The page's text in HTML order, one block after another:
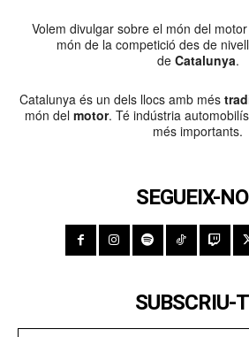
Volem divulgar sobre el món del
món de la competició des de
de Catalunya.
Catalunya és un dels llocs amb més
món del motor. Té indústria
més importants.
SEGUEIX-
SUBSCRIU-